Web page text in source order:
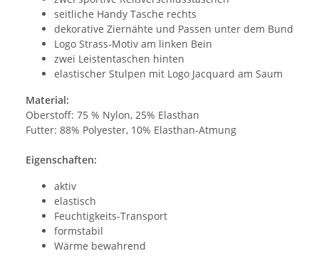
seitliche Handy Tasche rechts
dekorative Ziernähte und Passen unter dem Bund
Logo Strass-Motiv am linken Bein
zwei Leistentaschen hinten
elastischer Stulpen mit Logo Jacquard am Saum
Material:
Oberstoff: 75 % Nylon, 25% Elasthan
Futter: 88% Polyester, 10% Elasthan-Atmung
Eigenschaften:
aktiv
elastisch
Feuchtigkeits-Transport
formstabil
Wärme bewahrend